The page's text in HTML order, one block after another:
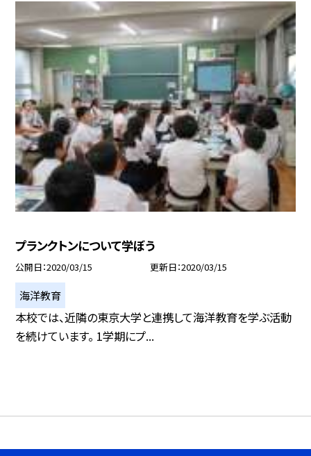
プランクトンについて学ぼう
公開日 2020/03/15 更新日 2020/03/15
海洋教育
本校では、近隣の東京大学と連携して海洋教育を学ぶ活動
を続けています。 1学期にプ...